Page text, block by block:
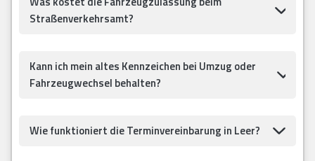
Straßenverkehrsamt?
Kann ich mein altes Kennzeichen bei Umzug oder
Fahrzeugwechsel behalten?
Wie funktioniert die Terminvereinbarung in Leer?